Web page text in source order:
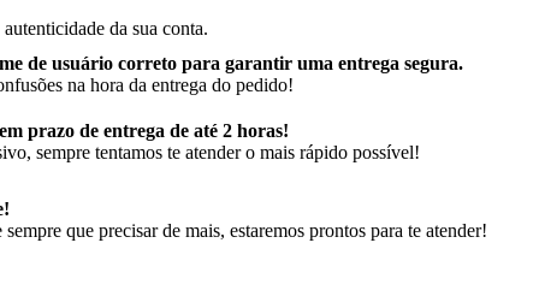
da sua conta.
de usuário correto para garantir uma entrega segura.
na hora da entrega do pedido!
prazo de entrega de até 2 horas!
sempre tentamos te atender o mais rápido possível!
que precisar de mais, estaremos prontos para te atender!